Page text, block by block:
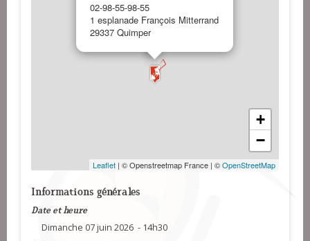
02-98-55-98-55
1 esplanade François Mitterrand
29337 Quimper
+
−
Leaflet | © Openstreetmap France | ©OpenStreetMap
Informations générales
Date et heure
Dimanche 07 juin 2026 - 14h30